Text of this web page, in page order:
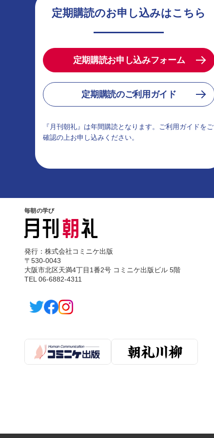
定期購読のお申し込みはこちら
定期購読お申し込みフォーム
定期購読のご利用ガイド
『月刊朝礼』は年間購読となります。ご利用ガイドをご
確認の上お申し込みください。
毎朝の学び
発行：株式会社コミニケ出版
〒530-0043
大阪市北区天満4丁目1番2号 コミニケ出版ビル 5階
TEL 06-6882-4311